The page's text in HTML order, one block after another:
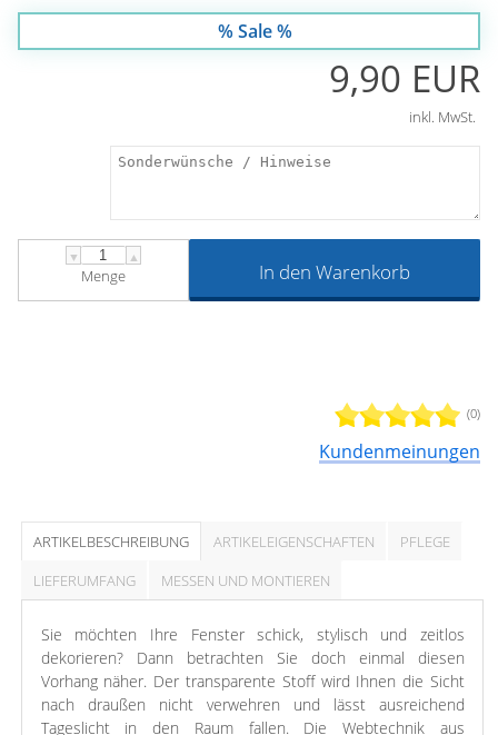
(0)
Kundenmeinungen
% Sale %
9,90 EUR
inkl. MwSt.
▼ ▲
Menge In den Warenkorb
ARTIKELBESCHREIBUNG ARTIKELEIGENSCHAFTEN
PFLEGE
LIEFERUMFANG
MESSEN UND MONTIEREN
Sie möchten Ihre Fenster schick, stylisch und zeitlos
dekorieren? Dann betrachten Sie doch einmal diesen
Vorhang näher. Der transparente Stoff wird Ihnen die Sicht
nach draußen nicht verwehren und lässt ausreichend
Tageslicht in den Raum fallen. Die Webtechnik aus